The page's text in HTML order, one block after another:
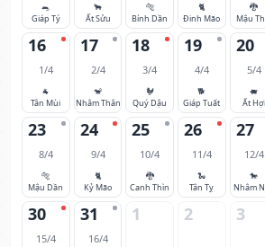
🐀
Giáp Tý
🐂
Ất Sửu
🐅
Bính Dần
🐈
Đinh Mão
🐉
Mậu
16
1/4
🐐
Tân Mùi
17
2/4
🐒
Nhâm Thân
18
3/4
🐓
Quý Dậu
19
4/4
🐕
Giáp Tuất
20
5/4
🐖
Ất Hợi
23
8/4
🐅
Mậu Dần
24
9/4
🐈
Kỷ Mão
25
10/4
🐉
Canh Thìn
26
11/4
🐍
Tân Tỵ
27
12/4
🐎
Nhâm
30
15/4
31
16/4
1 2 3